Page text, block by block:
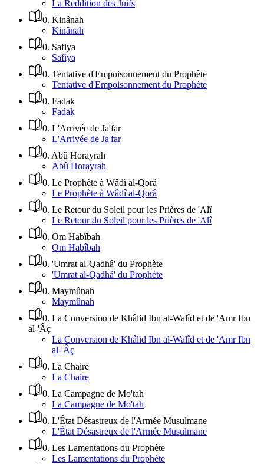
La Reddition des Juifs
0. Kinânah
Kinânah
0. Safiya
Safiya
0. Tentative d'Empoisonnement du Prophète
Tentative d'Empoisonnement du Prophète
0. Fadak
Fadak
0. L'Arrivée de Ja'far
L'Arrivée de Ja'far
0. Abû Horayrah
Abû Horayrah
0. Le Prophète à Wâdî al-Qorâ
Le Prophète à Wâdî al-Qorâ
0. Le Retour du Soleil pour les Prières de 'Alî
Le Retour du Soleil pour les Prières de 'Alî
0. Om Habîbah
Om Habîbah
0. 'Umrat al-Qadhâ' du Prophète
'Umrat al-Qadhâ' du Prophète
0. Maymûnah
Maymûnah
0. La Conversion de Khâlid Ibn al-Walîd et de 'Amr Ibn
al-'Âç
La Conversion de Khâlid Ibn al-Walîd et de 'Amr Ibn
al-'Âç
0. La Chaire
La Chaire
0. La Campagne de Mo'tah
La Campagne de Mo'tah
0. L'État Désastreux de l'Armée Musulmane
L'État Désastreux de l'Armée Musulmane
0. Les Lamentations du Prophète
Les Lamentations du Prophète